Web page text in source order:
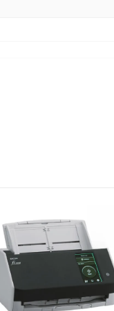
X 10.12.x, Windows